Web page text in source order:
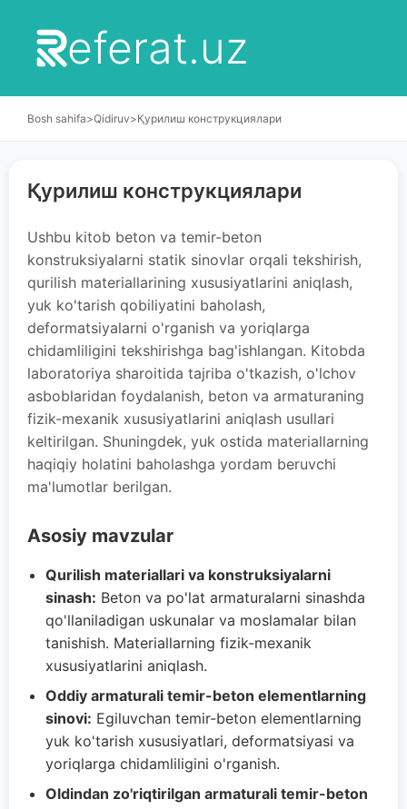
eferat.uz
Bosh sahifa>Qidiruv>Қурилиш конструкциялари
Қурилиш конструкциялари
Ushbu kitob beton va temir-beton
konstruksiyalarni statik sinovlar orqali tekshirish,
qurilish materiallarining xususiyatlarini aniqlash,
yuk ko'tarish qobiliyatini baholash,
deformatsiyalarni o'rganish va yoriqlarga
chidamliligini tekshirishga bag'ishlangan. Kitobda
laboratoriya sharoitida tajriba o'tkazish, o'lchov
asboblaridan foydalanish, beton va armaturaning
fizik-mexanik xususiyatlarini aniqlash usullari
keltirilgan. Shuningdek, yuk ostida materiallarning
haqiqiy holatini baholashga yordam beruvchi
ma'lumotlar berilgan.
Asosiy mavzular
Qurilish materiallari va konstruksiyalarni
sinash: Beton va po'lat armaturalarni sinashda
qo'llaniladigan uskunalar va moslamalar bilan
tanishish. Materiallarning fizik-mexanik
xususiyatlarini aniqlash.
Oddiy armaturali temir-beton elementlarning
sinovi: Egiluvchan temir-beton elementlarning
yuk ko'tarish xususiyatlari, deformatsiyasi va
yoriqlarga chidamliligini o'rganish.
Oldindan zo'riqtirilgan armaturali temir-beton